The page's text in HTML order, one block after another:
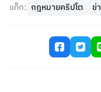
แท็ก: กฎหมายคริปโต ข่